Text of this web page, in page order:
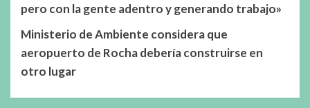
pero con la gente adentro y generando trabajo»
Ministerio de Ambiente considera que
aeropuerto de Rocha debería construirse en
otro lugar